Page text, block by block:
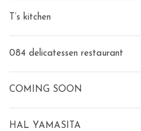
T’s kitchen
084 delicatessen restaurant
COMING SOON
HAL YAMASITA